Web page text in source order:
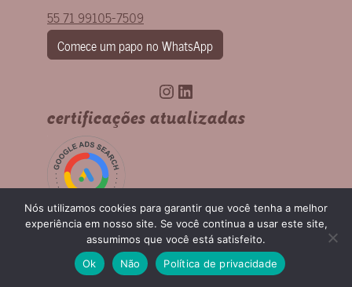
55 71 99105-7509
Comece um papo no WhatsApp
Instagram
LinkedIn
certificações atualizadas
Acompanhe nosso blog|Help Desk para clientes
Nós utilizamos cookies para garantir que você tenha a melhor
experiência em nosso site. Se você continua a usar este site,
assumimos que você está satisfeito.
Ok
Não Política de privacidade